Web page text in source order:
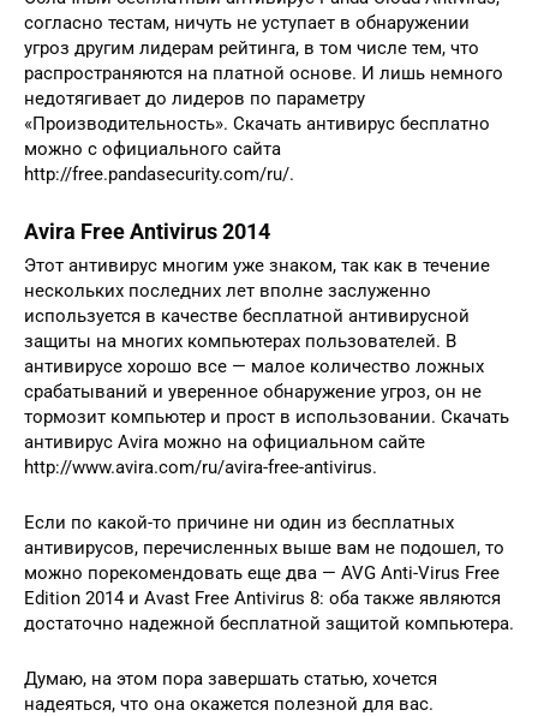
согласно тестам, ничуть не уступает в обнаружении
угроз другим лидерам рейтинга, в том числе тем, что
распространяются на платной основе. И лишь немного
недотягивает до лидеров по параметру
«Производительность». Скачать антивирус бесплатно
можно с официального сайта
http://free.pandasecurity.com/ru/.
Avira Free Antivirus 2014
Этот антивирус многим уже знаком, так как в течение
нескольких последних лет вполне заслуженно
используется в качестве бесплатной антивирусной
защиты на многих компьютерах пользователей. В
антивирусе хорошо все — малое количество ложных
срабатываний и уверенное обнаружение угроз, он не
тормозит компьютер и прост в использовании. Скачать
антивирус Avira можно на официальном сайте
http://www.avira.com/ru/avira-free-antivirus.
Если по какой-то причине ни один из бесплатных
антивирусов, перечисленных выше вам не подошел, то
можно порекомендовать еще два — AVG Anti-Virus Free
Edition 2014 и Avast Free Antivirus 8: оба также являются
достаточно надежной бесплатной защитой компьютера.
Думаю, на этом пора завершать статью, хочется
надеяться, что она окажется полезной для вас.